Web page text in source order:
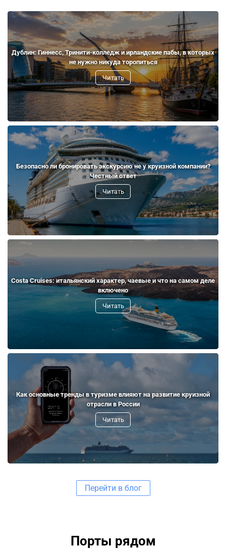
Дублин: Гиннесс, Тринити-колледж и ирландские пабы, в которых
не нужно никуда торопиться
Читать
Безопасно ли бронировать экскурсию не у круизной компании?
Честный ответ
Читать
Costa Cruises: итальянский характер, чаевые и что на самом деле
включено
Читать
Как основные тренды в туризме влияют на развитие круизной
отрасли в России
Читать
Перейти в блог
Порты рядом